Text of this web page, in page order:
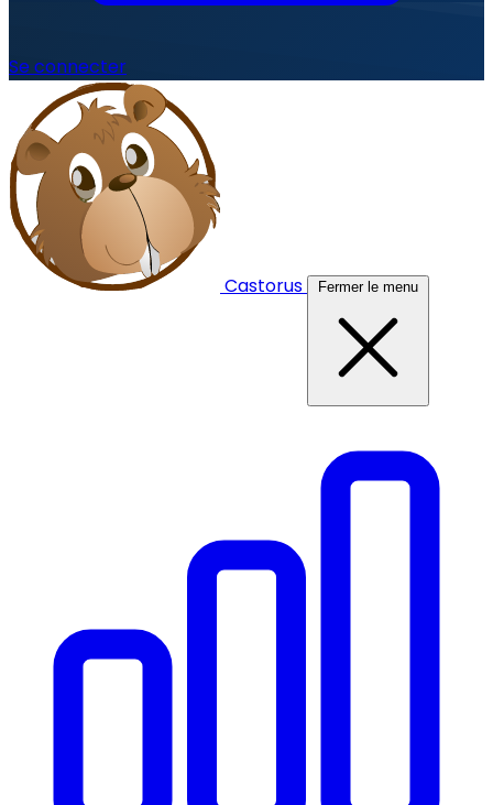
Se connecter
Castorus Fermer le menu